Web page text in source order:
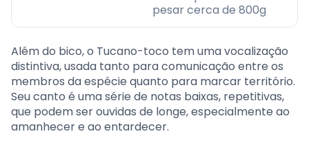
pesar cerca de 800g
Além do bico, o Tucano-toco tem uma vocalização
distintiva, usada tanto para comunicação entre os
membros da espécie quanto para marcar território.
Seu canto é uma série de notas baixas, repetitivas,
que podem ser ouvidas de longe, especialmente ao
amanhecer e ao entardecer.